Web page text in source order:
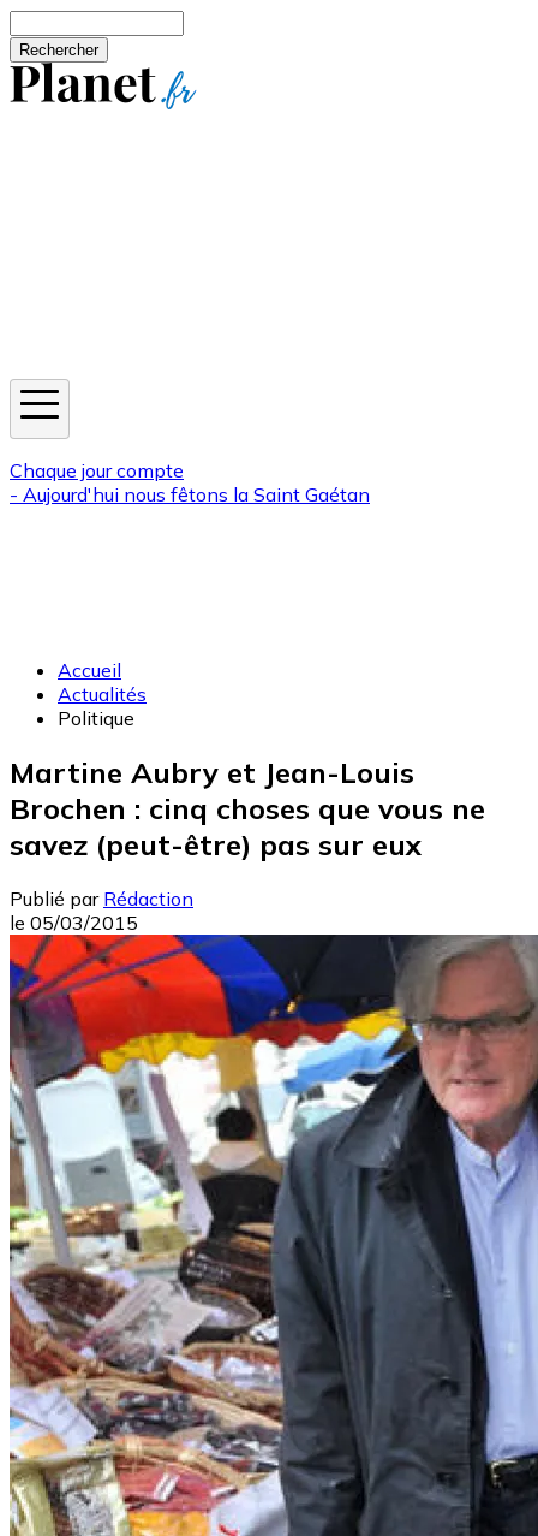
Chaque jour compte
- Aujourd'hui nous fêtons la Saint Gaétan
Accueil
Actualités
Politique
Martine Aubry et Jean-Louis
Brochen : cinq choses que vous ne
savez (peut-être) pas sur eux
Publié par Rédaction
le 05/03/2015